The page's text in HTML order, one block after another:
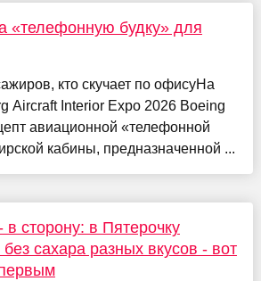
«телефонную будку» для
кто скучает по офисуНа
Aircraft Interior Expo 2026 Boeing
авиационной «телефонной
кабины, предназначенной ...
сторону: в Пятерочку
сахара разных вкусов - вот